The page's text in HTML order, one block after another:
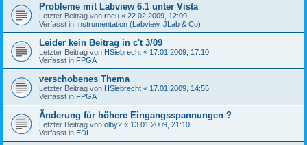
Probleme mit Labview 6.1 unter Vista
Letzter Beitrag von rneu « 22.02.2009, 12:09
Verfasst in Instrumentation (Labview, JLab & Co)
Leider kein Beitrag in c't 3/09
Letzter Beitrag von HSiebrecht « 17.01.2009, 17:10
Verfasst in FPGA
verschobenes Thema
Letzter Beitrag von HSiebrecht « 17.01.2009, 14:55
Verfasst in FPGA
Änderung für höhere Eingangsspannungen ?
Letzter Beitrag von olby2 « 13.01.2009, 21:10
Verfasst in EDL